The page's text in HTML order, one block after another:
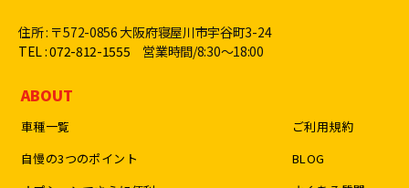
住所 : 〒572-0856 大阪府寝屋川市宇谷町3-24
TEL : 072-812-1555 営業時間/8:30〜18:00
ABOUT
車種一覧
ご利用規約
自慢の3つのポイント
BLOG